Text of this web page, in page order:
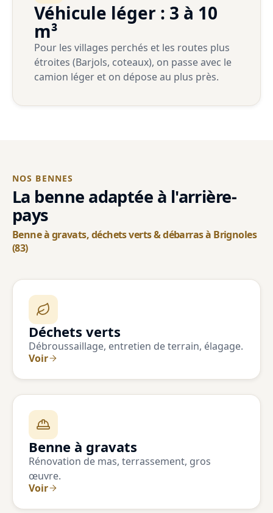
Véhicule léger : 3 à 10
m³
Pour les villages perchés et les routes plus
étroites (Barjols, coteaux), on passe avec le
camion léger et on dépose au plus près.
NOS BENNES
La benne adaptée à l'arrière-
pays
Benne à gravats, déchets verts & débarras à Brignoles
(83)
Déchets verts
Débroussaillage, entretien de terrain, élagage.
Voir
Benne à gravats
Rénovation de mas, terrassement, gros
œuvre.
Voir